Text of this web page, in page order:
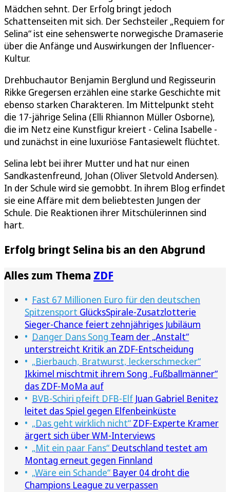
Mädchen sehnt. Der Erfolg bringt jedoch
Schattenseiten mit sich. Der Sechsteiler „Requiem for
Selina“ ist eine sehenswerte norwegische Dramaserie
über die Anfänge und Auswirkungen der Influencer-
Kultur.
Drehbuchautor Benjamin Berglund und Regisseurin
Rikke Gregersen erzählen eine starke Geschichte mit
ebenso starken Charakteren. Im Mittelpunkt steht
die 17-jährige Selina (Elli Rhiannon Müller Osborne),
die im Netz eine Kunstfigur kreiert - Celina Isabelle -
und zunächst in eine luxuriöse Fantasiewelt flüchtet.
Selina lebt bei ihrer Mutter und hat nur einen
Sandkastenfreund, Johan (Oliver Sletvold Andersen).
In der Schule wird sie gemobbt. In ihrem Blog erfindet
sie eine Affäre mit dem beliebtesten Jungen der
Schule. Die Reaktionen ihrer Mitschülerinnen sind
hart.
Erfolg bringt Selina bis an den Abgrund
Alles zum Thema ZDF
Fast 67 Millionen Euro für den deutschen
Spitzensport GlücksSpirale-Zusatzlotterie
Sieger-Chance feiert zehnjähriges Jubiläum
Danger Dans Song Team der „Anstalt“
unterstreicht Kritik an ZDF-Entscheidung
„Bierbauch, Bratwurst, leckerschmecker“
Ikkimel mischtmit ihrem Song „Fußballmänner“
das ZDF-MoMa auf
BVB-Schiri pfeift DFB-Elf Juan Gabriel Benitez
leitet das Spiel gegen Elfenbeinküste
„Das geht wirklich nicht“ ZDF-Experte Kramer
ärgert sich über WM-Interviews
„Mit ein paar Fans“ Deutschland testet am
Montag erneut gegen Finnland
„Wäre ein Schande“ Bayer 04 droht die
Champions League zu verpassen